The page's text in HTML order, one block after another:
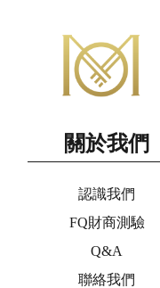
關於我們
認識我們
FQ財商測驗
Q&A
聯絡我們